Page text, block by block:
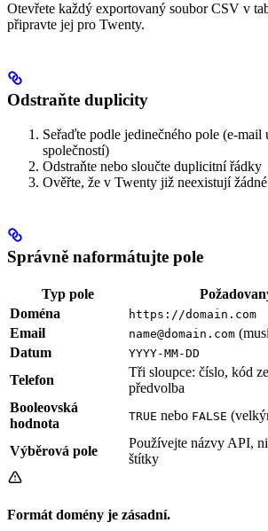
Otevřete každý exportovaný soubor CSV v
připravte jej pro Twenty.
Odstraňte duplicity
Seřaďte podle jedinečného pole (e-mail
společností)
Odstraňte nebo sloučte duplicitní řádky
Ověřte, že v Twenty již neexistují
Správně naformátujte pole
Typ pole
Doména
https://domain.com
Email name@domain.com
Datum
YYYY-MM-DD
Telefon
Tři sloupce: číslo, kód
předvolba
Booleovská
hodnota
TRUE nebo FALSE
Výběrová pole
Používejte názvy API,
štítky
Formát domény je zásadní.